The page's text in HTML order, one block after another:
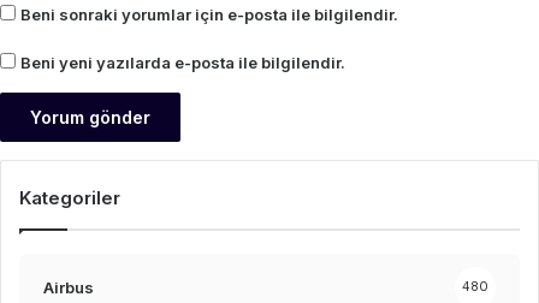
Beni sonraki yorumlar için e-posta ile bilgilendir.
Beni yeni yazılarda e-posta ile bilgilendir.
Kategoriler
Airbus 480